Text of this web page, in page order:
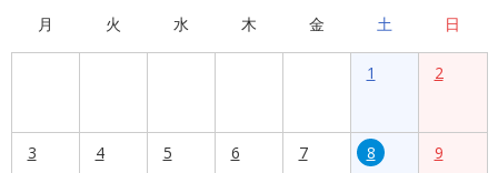
月 火 水 木 金 土 日
1 2
3 4 5 6 7 8 9